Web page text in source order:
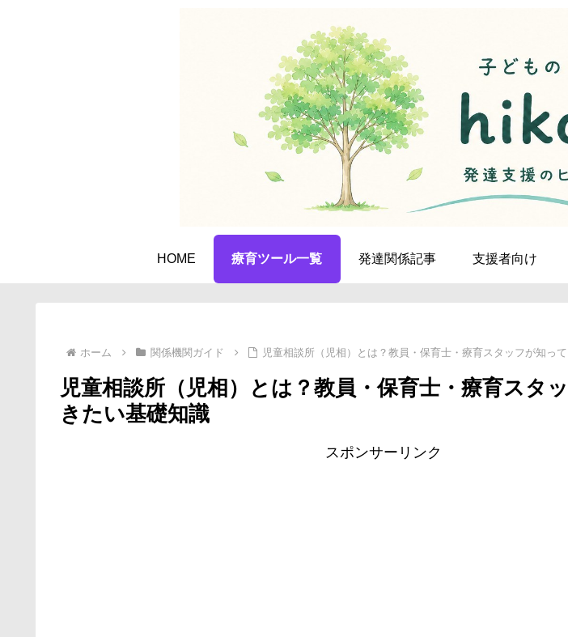
HOME 療育ツール一覧 発達関係記事 支援者向け
ホーム 関係機関ガイド 児童相談所（児相）とは？教員・保育士・療育スタッフが知っ
児童相談所（児相）とは？教員・保育士・療育スタ
きたい基礎知識
スポンサーリンク